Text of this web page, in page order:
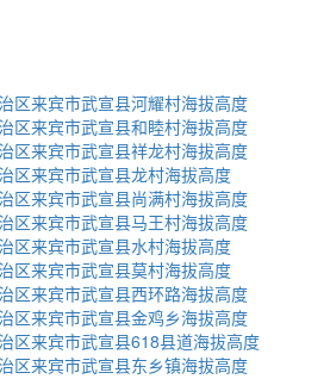
区来宾市武宣县河耀村海拔高度
区来宾市武宣县和睦村海拔高度
区来宾市武宣县祥龙村海拔高度
区来宾市武宣县龙村海拔高度
区来宾市武宣县尚满村海拔高度
区来宾市武宣县马王村海拔高度
区来宾市武宣县水村海拔高度
区来宾市武宣县莫村海拔高度
区来宾市武宣县西环路海拔高度
区来宾市武宣县金鸡乡海拔高度
区来宾市武宣县618县道海拔高度
区来宾市武宣县东乡镇海拔高度